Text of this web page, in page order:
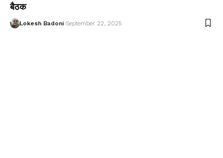
बैठक
Lokesh Badoni September 22, 2025